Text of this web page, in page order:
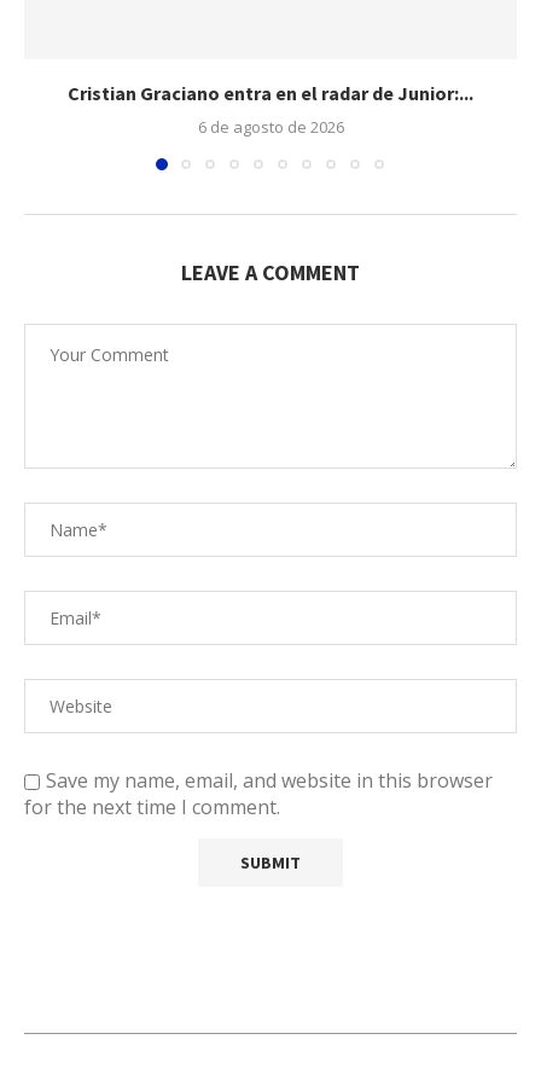
Cristian Graciano entra en el radar de Junior:...
6 de agosto de 2026
LEAVE A COMMENT
Save my name, email, and website in this browser
for the next time I comment.